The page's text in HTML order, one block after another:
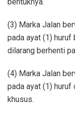
bentuknya.
(3) Marka Jalan
pada ayat (1) huruf
dilarang berhenti
(4) Marka Jalan
pada ayat (1) huruf
khusus.